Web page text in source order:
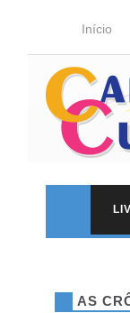
Início
AS